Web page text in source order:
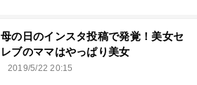
母の日のインスタ投稿で発覚！美女セ
レブのママはやっぱり美女
2019/5/22 20:15